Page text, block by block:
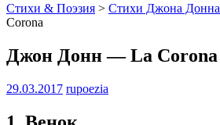
Стихи & Поэзия > Стихи Джона Донна
Corona
Джон Донн — La Corona
29.03.2017 rupoezia